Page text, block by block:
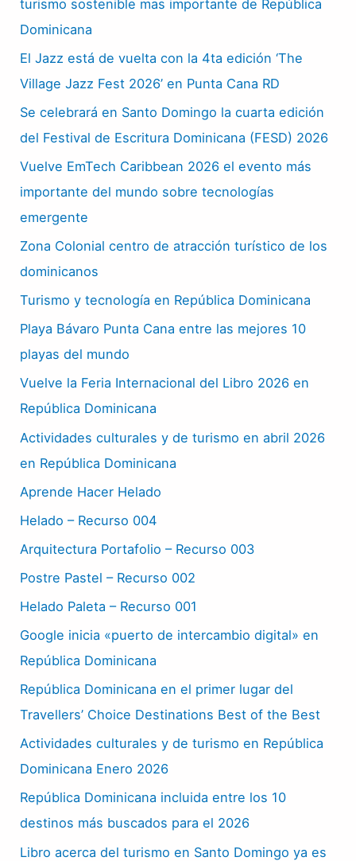
turismo sostenible mas importante de República
Dominicana
El Jazz está de vuelta con la 4ta edición ‘The
Village Jazz Fest 2026’ en Punta Cana RD
Se celebrará en Santo Domingo la cuarta edición
del Festival de Escritura Dominicana (FESD) 2026
Vuelve EmTech Caribbean 2026 el evento más
importante del mundo sobre tecnologías
emergente
Zona Colonial centro de atracción turístico de los
dominicanos
Turismo y tecnología en República Dominicana
Playa Bávaro Punta Cana entre las mejores 10
playas del mundo
Vuelve la Feria Internacional del Libro 2026 en
República Dominicana
Actividades culturales y de turismo en abril 2026
en República Dominicana
Aprende Hacer Helado
Helado – Recurso 004
Arquitectura Portafolio – Recurso 003
Postre Pastel – Recurso 002
Helado Paleta – Recurso 001
Google inicia «puerto de intercambio digital» en
República Dominicana
República Dominicana en el primer lugar del
Travellers’ Choice Destinations Best of the Best
Actividades culturales y de turismo en República
Dominicana Enero 2026
República Dominicana incluida entre los 10
destinos más buscados para el 2026
Libro acerca del turismo en Santo Domingo ya es